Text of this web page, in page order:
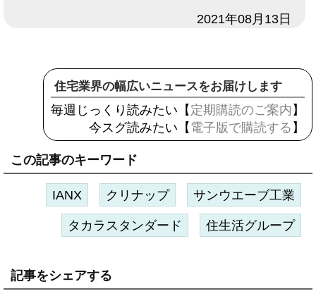
2021年08月13日
住宅業界の幅広いニュースをお届けします
毎週じっくり読みたい【 定期購読のご案内 】
今スグ読みたい【 電子版で購読する 】
この記事のキーワード
IANX クリナップ サンウエーブ工業
タカラスタンダード 住生活グループ
記事をシェアする